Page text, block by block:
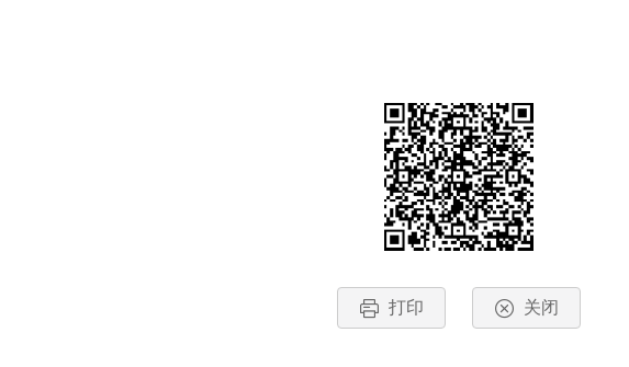
打印 关闭